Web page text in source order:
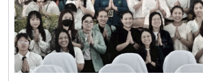
และส่งเสริมวิชาการการเกษตร โดยมี นาง
วรรณ ให้การต้อนรับ พร้อมบรรยายให้ควา
และการพัฒนาผลิตภัณฑ์กัญชงเพื่อสุขภาพ
แปลงกัญชง เพื่อเปิดมุมมองด้านงานวิจัยแ
ที่ดีทั้งด้านร่างกายและจิตใจ อันจะนำไปสู่ก
ชีวิต ความปลอดภัย และสวัสดิภาพการใช้ชี
โดยจะเปิดให้บริการทุกวัน ตั้งแต่เวลา
ห้อง “ร่มอินทนิล” ยังเป็นพื้นที่แห่งการเรีย
วิชาชีพของนักศึกษาพยาบาล ภายใต้การก